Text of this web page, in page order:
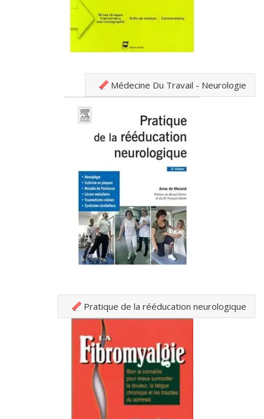
Médecine Du Travail - Neurologie
Pratique de la rééducation neurologique